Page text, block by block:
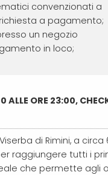
convenzionati a
a pagamento;
un negozio
in loco;
ALLE ORE 23:00,
di Rimini, a
raggiungere tutti i
che permette agli